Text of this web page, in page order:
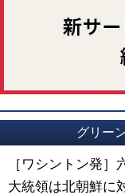
グリー
［ワシントン発
大統領は北朝鮮に